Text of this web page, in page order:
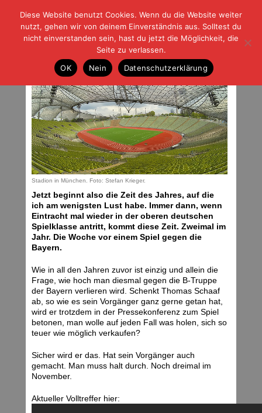
| | |BLOG-GFußball und der Rest
HOME|REGELN|IMPRESSUM |DATENSCHUTZ
Die Münchner Woche
Montag, 03.11.14 | 07:56 Uhr
Stadion in München. Foto: Stefan Krieger.
Jetzt beginnt also die Zeit des Jahres, auf die
ich am wenigsten Lust habe. Immer dann, wenn
Eintracht mal wieder in der oberen deutschen
Spielklasse antritt, kommt diese Zeit. Zweimal im
Jahr. Die Woche vor einem Spiel gegen die
Bayern.
Wie in all den Jahren zuvor ist einzig und allein die
Frage, wie hoch man diesmal gegen die B-Truppe
der Bayern verlieren wird. Schenkt Thomas Schaaf
ab, so wie es sein Vorgänger ganz gerne getan hat,
wird er trotzdem in der Pressekonferenz zum Spiel
betonen, man wolle auf jeden Fall was holen, sich so
teuer wie möglich verkaufen?
Sicher wird er das. Hat sein Vorgänger auch
gemacht. Man muss halt durch. Noch dreimal im
November.
Aktueller Volltreffer hier:
Diese Website benutzt Cookies. Wenn du die Website weiter
nutzt, gehen wir von deinem Einverständnis aus. Solltest du
nicht einverstanden sein, hast du jetzt die Möglichkeit, die
Seite zu verlassen.
OK
Nein Datenschutzerklärung